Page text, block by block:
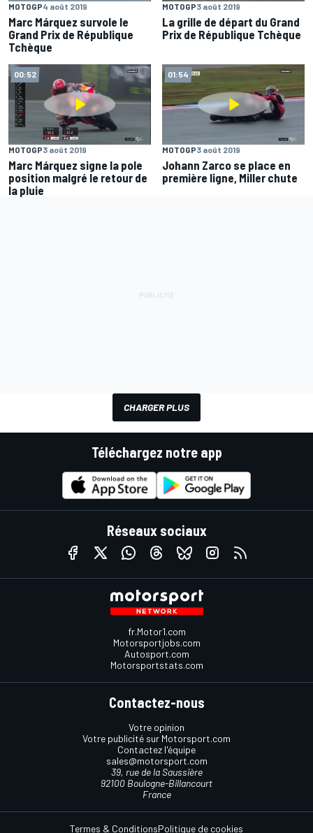
MOTOGP4 août 2019
Marc Márquez survole le
Grand Prix de République
Tchèque
MOTOGP3 août 2019
La grille de départ du Grand
Prix de République Tchèque
00:52
MOTOGP3 août 2019
Marc Márquez signe la pole
position malgré le retour de
la pluie
01:54
MOTOGP3 août 2019
Johann Zarco se place en
première ligne, Miller chute
CHARGER PLUS
Téléchargez notre app
Réseaux sociaux
fr.Motor1.com
Motorsportjobs.com
Autosport.com
Motorsportstats.com
Contactez-nous
Votre opinion
Votre publicité sur Motorsport.com
Contactez l'équipe
sales@motorsport.com
39, rue de la Saussière
92100 Boulogne-Billancourt
France
Termes & ConditionsPolitique de cookies